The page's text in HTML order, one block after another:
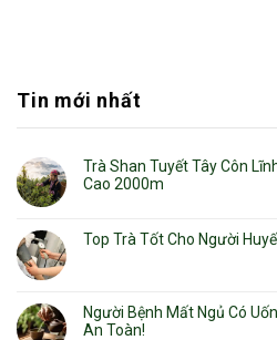
Tin mới nhất
Trà Shan Tuyết Tây Côn
Cao 2000m
Top Trà Tốt Cho Người
Người Bệnh Mất Ngủ Có
An Toàn!